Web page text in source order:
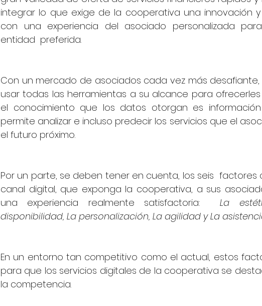
integrar lo que exige de la cooperativa una innovación
con una experiencia del asociado personalizada
entidad  preferida.
Con un mercado de asociados cada vez más
usar todas las herramientas a su alcance para
el conocimiento que los datos otorgan es
permite analizar e incluso predecir los servicios que el
el futuro próximo.
Por un parte, se deben tener en cuenta, los seis
canal digital, que exponga la cooperativa, a sus
una experiencia realmente satisfactoria: La
disponibilidad, La personalización, La agilidad y La
En un entorno tan competitivo como el actual, estos
para que los servicios digitales de la cooperativa se
la competencia.